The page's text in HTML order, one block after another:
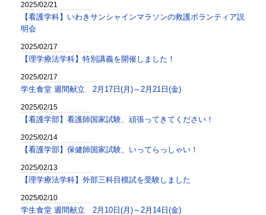
2025/02/21
【看護学科】いわきサンシャインマラソンの救護ボランティア説
明会
2025/02/17
【理学療法学科】特別講義を開催しました！
2025/02/17
学生食堂 週間献立 2月17日(月)～2月21日(金)
2025/02/15
【看護学部】看護師国家試験、頑張ってきてください！
2025/02/14
【看護学部】保健師国家試験、いってらっしゃい！
2025/02/13
【理学療法学科】外部三科目模試を受験しました
2025/02/10
学生食堂 週間献立 2月10日(月)～2月14日(金)